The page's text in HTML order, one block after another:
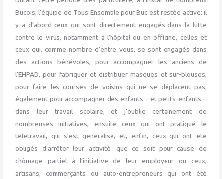
Bucois, l’équipe de Tous Ensemble pour Buc est restée active: il
y a d’abord ceux qui sont directement engagés dans la lutte
contre le virus, notamment à l’hôpital ou en officine, celles et
ceux qui, comme nombre d’entre vous, se sont engagés dans
des actions bénévoles, pour accompagner les anciens de
l’EHPAD, pour fabriquer et distribuer masques et sur-blouses,
pour faire les courses de voisins qui ne se déplacent pas,
également pour accompagner des enfants – et petits-enfants –
dans leur travail scolaire, et j’oublie certainement de
nombreuses initiatives, ensuite ceux qui ont pratiqué le
télétravail, qui s’est généralisé, et, enfin, ceux qui ont été
obligés d’arrêter leur activité, que ce soit pour cause de
chômage partiel à l’initiative de leur employeur ou ceux,
artisans, commerçants ou auto-entrepreneurs qui ont été